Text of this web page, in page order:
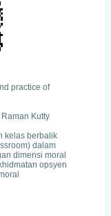
practice of
Kutty
kelas berbalik
dalam
dimensi moral
opsyen